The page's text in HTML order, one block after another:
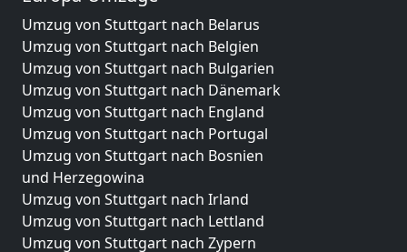
Umzug von Stuttgart nach Belarus
Umzug von Stuttgart nach Belgien
Umzug von Stuttgart nach Bulgarien
Umzug von Stuttgart nach Dänemark
Umzug von Stuttgart nach England
Umzug von Stuttgart nach Portugal
Umzug von Stuttgart nach Bosnien
und Herzegowina
Umzug von Stuttgart nach Irland
Umzug von Stuttgart nach Lettland
Umzug von Stuttgart nach Zypern